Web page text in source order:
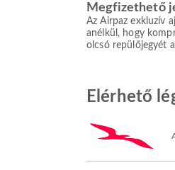
Megfizethető
Az Airpaz exkluzív
anélkül, hogy
olcsó repülőjegyét
Elérhető